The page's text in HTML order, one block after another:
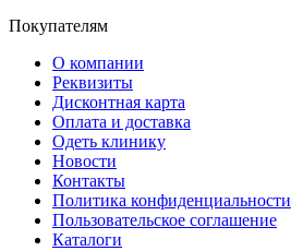
Покупателям
О компании
Реквизиты
Дисконтная карта
Оплата и доставка
Одеть клинику
Новости
Контакты
Политика конфиденциальности
Пользовательское соглашение
Каталоги